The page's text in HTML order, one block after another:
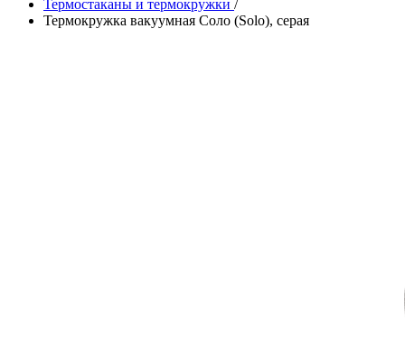
Термостаканы и термокружки /
Термокружка вакуумная Соло (Solo), серая